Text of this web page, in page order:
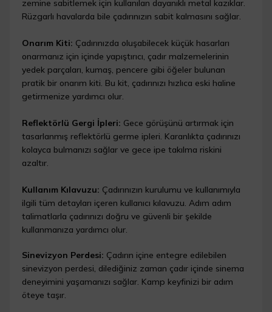
zemine sabitlemek için kullanılan dayanıklı metal kazıklar.
Rüzgarlı havalarda bile çadırınızın sabit kalmasını sağlar.
Onarım Kiti: Çadırınızda oluşabilecek küçük hasarları
onarmanız için içinde yapıştırıcı, çadır malzemelerinin
yedek parçaları, kumaş, pencere gibi öğeler bulunan
pratik bir onarım kiti. Bu kit, çadırınızı hızlıca eski haline
getirmenize yardımcı olur.
Reflektörlü Gergi İpleri: Gece görüşünü artırmak için
tasarlanmış reflektörlü germe ipleri. Karanlıkta çadırınızı
kolayca bulmanızı sağlar ve gece ipe takılma riskini
azaltır.
Kullanım Kılavuzu: Çadırınızın kurulumu ve kullanımıyla
ilgili tüm detayları içeren kullanıcı kılavuzu. Adım adım
talimatlarla çadırınızı doğru ve güvenli bir şekilde
kullanmanıza yardımcı olur.
Sinevizyon Perdesi: Çadırın içine entegre edilebilen
sinevizyon perdesi, dilediğiniz zaman çadır içinde sinema
deneyimini yaşamanızı sağlar. Kamp keyfinizi bir adım
öteye taşır.